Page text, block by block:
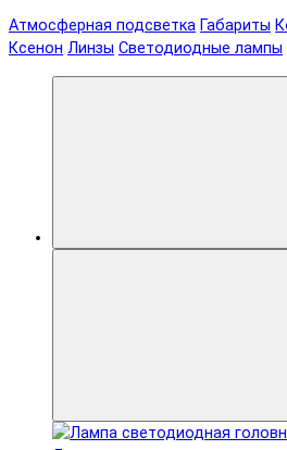
Атмосферная подсветка Габариты
Ксенон Линзы Светодиодные лампы